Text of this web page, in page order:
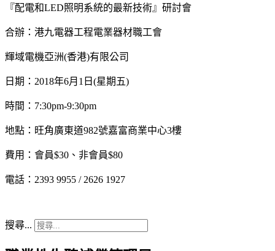
『配電和LED照明系統的最新技術』研討會
合辦：港九電器工程電業器材職工會
輝域電機亞洲(香港)有限公司
日期：2018年6月1日(星期五)
時間：7:30pm-9:30pm
地點：旺角廣東道982號嘉富商業中心3樓
費用：會員$30、非會員$80
電話：2393 9955 / 2626 1927
搜尋...